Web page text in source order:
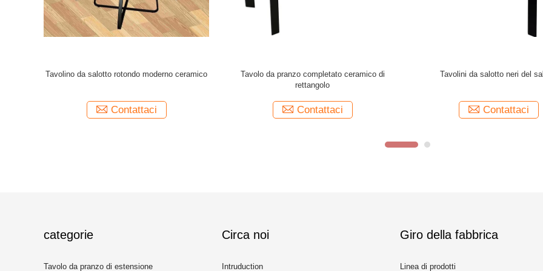
Tavoli da caffè di design moderno
Contattaci
500 mm di larghezza Tavolini da caffè artistici
Assemblaggio richiesto
Contattaci
Larghezza di vetro artistica dei
Contattaci
categorie
Tavolo da pranzo di estensione
Circa noi
Intruduction
Giro della fabbrica
Linea di prodotti